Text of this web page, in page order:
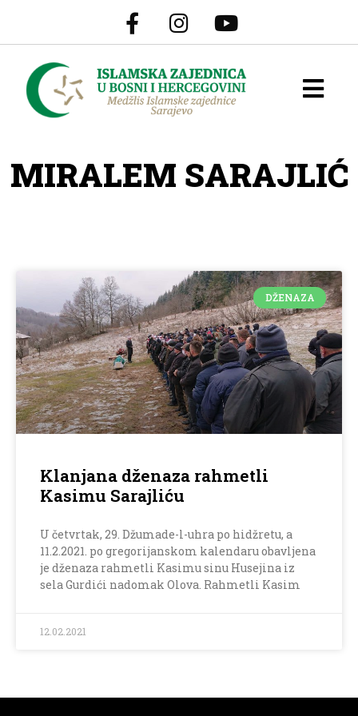
MIRALEM SARAJLIĆ
DŽENAZA
Klanjana dženaza rahmetli
Kasimu Sarajliću
U četvrtak, 29. Džumade-l-uhra po hidžretu, a
11.2.2021. po gregorijanskom kalendaru obavljena
je dženaza rahmetli Kasimu sinu Husejina iz
sela Gurdići nadomak Olova. Rahmetli Kasim
12.02.2021